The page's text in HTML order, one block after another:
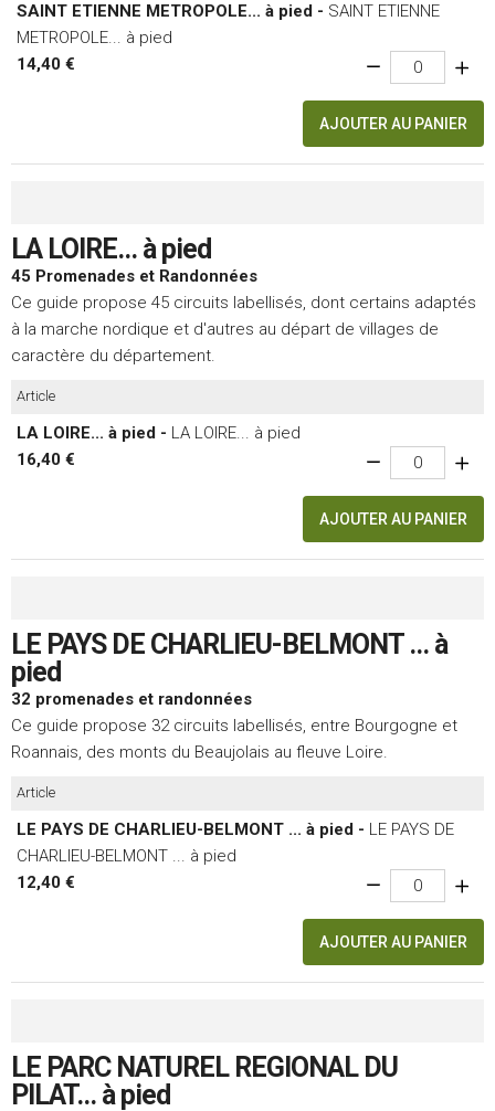
SAINT ETIENNE METROPOLE... à pied - SAINT ETIENNE
METROPOLE... à pied
14,40 €
AJOUTER AU PANIER
LA LOIRE... à pied
45 Promenades et Randonnées
Ce guide propose 45 circuits labellisés, dont certains adaptés
à la marche nordique et d'autres au départ de villages de
caractère du département.
Article
LA LOIRE... à pied - LA LOIRE... à pied
16,40 €
AJOUTER AU PANIER
LE PAYS DE CHARLIEU-BELMONT ... à
pied
32 promenades et randonnées
Ce guide propose 32 circuits labellisés, entre Bourgogne et
Roannais, des monts du Beaujolais au fleuve Loire.
Article
LE PAYS DE CHARLIEU-BELMONT ... à pied - LE PAYS DE
CHARLIEU-BELMONT ... à pied
12,40 €
AJOUTER AU PANIER
LE PARC NATUREL REGIONAL DU
PILAT... à pied